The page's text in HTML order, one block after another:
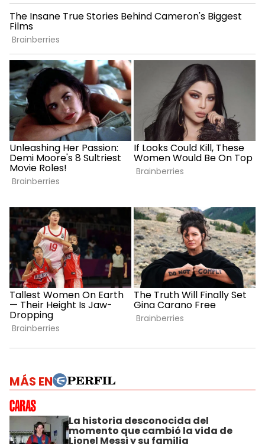
MÁS EN
La historia desconocida del
momento que cambió la vida de
Lionel Messi y su familia